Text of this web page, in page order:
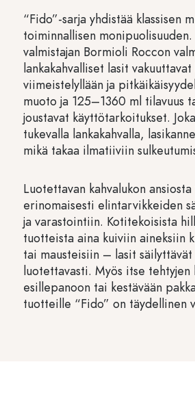
“Fido”-sarja yhdistää klassisen
toiminnallisen
valmistajan Bormioli Roccon
lankakahvalliset lasit
viimeistelyllään ja
muoto ja 125–1360 ml tilavuus
joustavat käyttötarkoitukset.
tukevalla lankakahvalla,
mikä takaa ilmatiiviin
Luotettavan kahvalukon
erinomaisesti elintarvikkeiden
ja varastointiin. Kotitekoisista
tuotteista aina kuiviin aineksiin
tai mausteisiin – lasit
luotettavasti. Myös itse tehtyjen
esillepanoon tai kestävään
tuotteille “Fido” on täydellinen